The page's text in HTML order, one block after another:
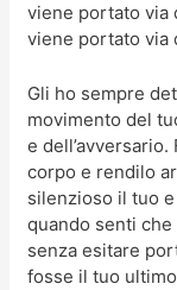
viene portato via
viene portato via
Gli ho sempre
movimento del
e
corpo e rendilo
silenzioso il tuo
quando senti
senza esitare
fosse il tuo